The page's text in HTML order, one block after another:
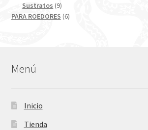
Sustratos 99
productos
PARA ROEDORES 66
Menú
Inicio
Tienda